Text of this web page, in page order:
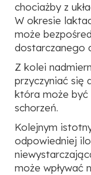
chociażby z
W okresie
może
dostarczanego
Z kolei
przyczyniać się
która może być
schorzeń.
Kolejnym
odpowiedniej
może wpływać